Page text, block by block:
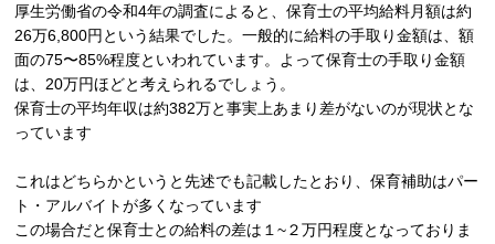
厚生労働省の令和4年の調査によると、保育士の平均給料月額は約
26万6,800円という結果でした。一般的に給料の手取り金額は、額
面の75〜85%程度といわれています。よって保育士の手取り金額
は、20万円ほどと考えられるでしょう。
保育士の平均年収は約382万と事実上あまり差がないのが現状とな
っています
これはどちらかというと先述でも記載したとおり、保育補助はパー
ト・アルバイトが多くなっています
この場合だと保育士との給料の差は１~２万円程度となっておりま